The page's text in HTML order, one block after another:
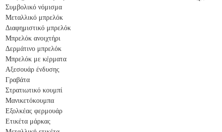
Συμβολικό νόμισμα
Μεταλλικό μπρελόκ
Διαφημιστικό μπρελόκ
Μπρελόκ ανοιχτήρι
Δερμάτινο μπρελόκ
Μπρελόκ με κέρματα
Αξεσουάρ ένδυσης
Γραβάτα
Στρατιωτικό κουμπί
Μανικετόκουμπα
Εξολκέας φερμουάρ
Ετικέτα μάρκας